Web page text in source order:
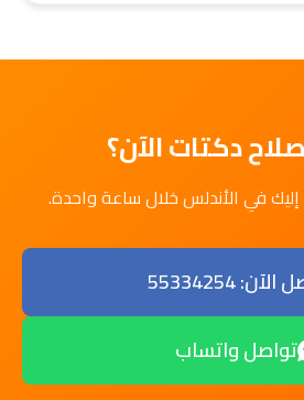
دكتات الآن؟
في الأندلس خلال ساعة واحدة.
55334254
تواصل واتساب